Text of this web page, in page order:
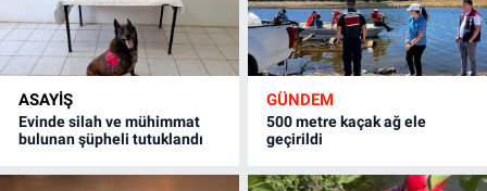
ASAYİŞ
Evinde silah ve mühimmat
bulunan şüpheli tutuklandı
GÜNDEM
500 metre kaçak ağ ele
geçirildi